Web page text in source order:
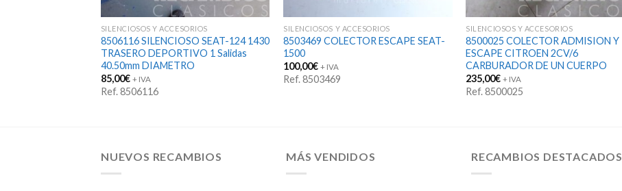
SILENCIOSOS Y ACCESORIOS
8506116 SILENCIOSO SEAT-124 1430
TRASERO DEPORTIVO 1 Salidas
40.50mm DIAMETRO
85,00€ + IVA
Ref. 8506116
SILENCIOSOS Y ACCESORIOS
8503469 COLECTOR ESCAPE SEAT-
1500
100,00€ + IVA
Ref. 8503469
SILENCIOSOS Y ACCESORIOS
8500025 COLECTOR ADMISION Y
ESCAPE CITROEN 2CV/6
CARBURADOR DE UN CUERPO
235,00€ + IVA
Ref. 8500025
NUEVOS RECAMBIOS MÁS VENDIDOS RECAMBIOS DESTACADOS